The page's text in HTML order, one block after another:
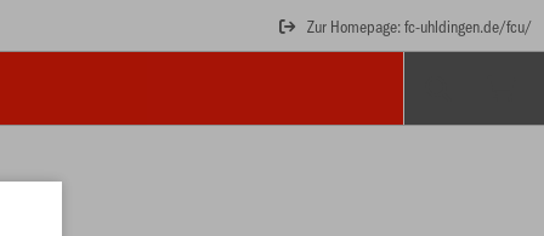
Zur Homepage: fc-uhldingen.de/fcu/